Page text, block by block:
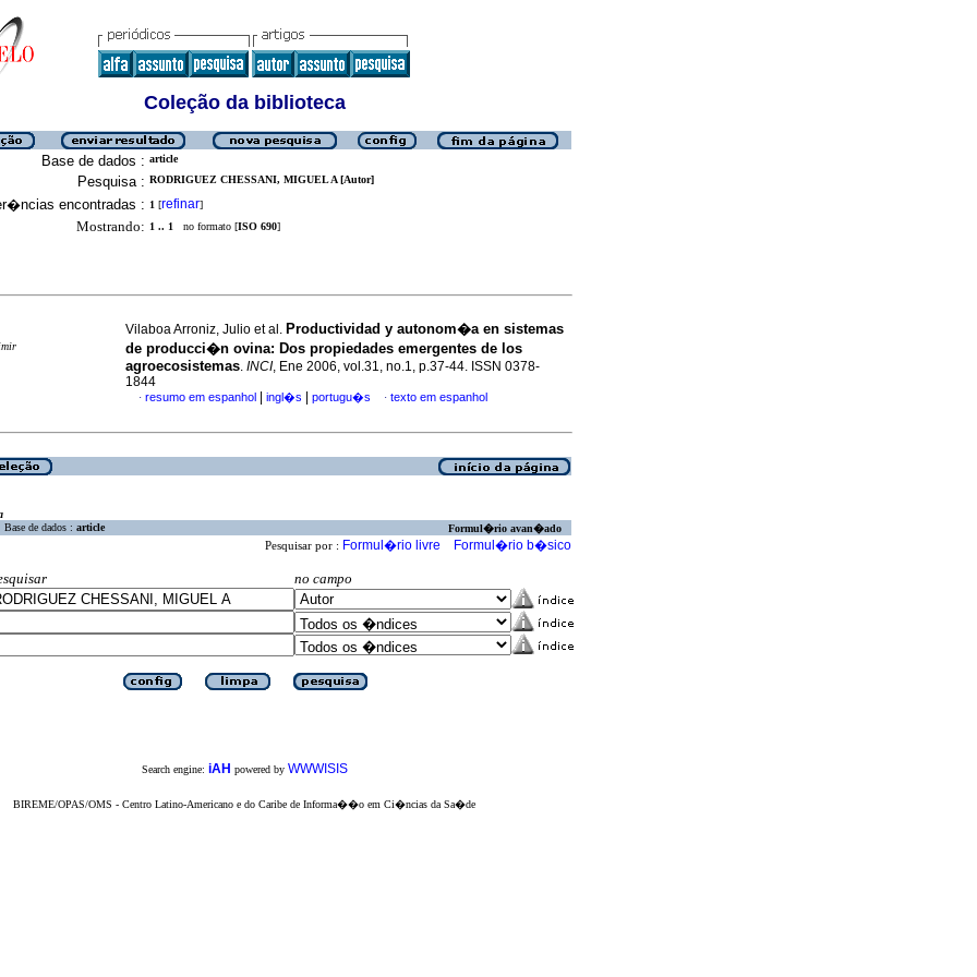
Coleção da biblioteca
Base de dados : article
Pesquisa : RODRIGUEZ CHESSANI, MIGUEL A [Autor]
encontradas : 1 [refinar]
Mostrando: 1 .. 1 no formato [ISO 690]
Vilaboa Arroniz, Julio et al. Productividad y autonom�a en sistemas
de producci�n ovina: Dos propiedades emergentes de los
agroecosistemas. INCI, Ene 2006, vol.31, no.1, p.37-44. ISSN 0378-
1844
· resumo em espanhol ingl�s portugu�s · texto em espanhol
Base de dados : article Formul�rio avan�ado
Pesquisar por : Formul�rio livre Formul�rio b�sico
no campo
Search engine: iAH powered by WWWISIS
BIREME/OPAS/OMS - Centro Latino-Americano e do Caribe de Informa��o em Ci�ncias da Sa�de